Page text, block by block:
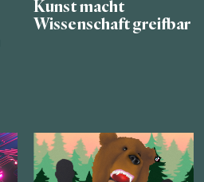
Kunst macht
Wissenschaft greifbar